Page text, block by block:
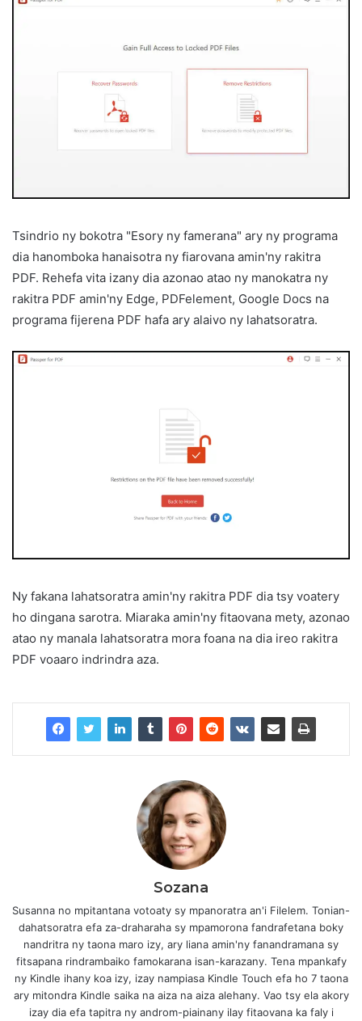
Tsindrio ny bokotra "Esory ny famerana" ary ny programa
dia hanomboka hanaisotra ny fiarovana amin'ny rakitra
PDF. Rehefa vita izany dia azonao atao ny manokatra ny
rakitra PDF amin'ny Edge, PDFelement, Google Docs na
programa fijerena PDF hafa ary alaivo ny lahatsoratra.
Ny fakana lahatsoratra amin'ny rakitra PDF dia tsy voatery
ho dingana sarotra. Miaraka amin'ny fitaovana mety, azonao
atao ny manala lahatsoratra mora foana na dia ireo rakitra
PDF voaaro indrindra aza.
Sozana
Susanna no mpitantana votoaty sy mpanoratra an'i Filelem. Tonian-
dahatsoratra efa za-draharaha sy mpamorona fandrafetana boky
nandritra ny taona maro izy, ary liana amin'ny fanandramana sy
fitsapana rindrambaiko famokarana isan-karazany. Tena mpankafy
ny Kindle ihany koa izy, izay nampiasa Kindle Touch efa ho 7 taona
ary mitondra Kindle saika na aiza na aiza alehany. Vao tsy ela akory
izay dia efa tapitra ny androm-piainany ilay fitaovana ka faly i